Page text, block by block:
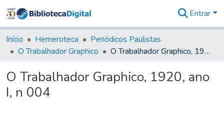
&
Coleções
Tudo na
Digital
Entrar
Início Hemeroteca
Periódicos Paulistas
O Trabalhador Graphico
O Trabalhador Graphico, 1920, ano I, n 004
O Trabalhador Graphico, 1920, ano
I, n 004